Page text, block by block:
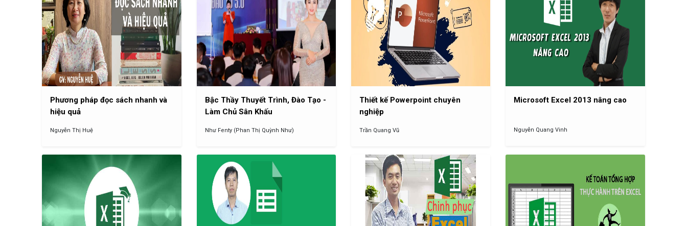
Phương pháp đọc sách nhanh và
hiệu quả
Nguyễn Thị Huệ
Bậc Thầy Thuyết Trình, Đào Tạo -
Làm Chủ Sân Khấu
Như Fenty (Phan Thị Quỳnh Như)
Thiết kế Powerpoint chuyên
nghiệp
Trần Quang Vũ
Microsoft Excel 2013 nâng cao
Nguyễn Quang Vinh